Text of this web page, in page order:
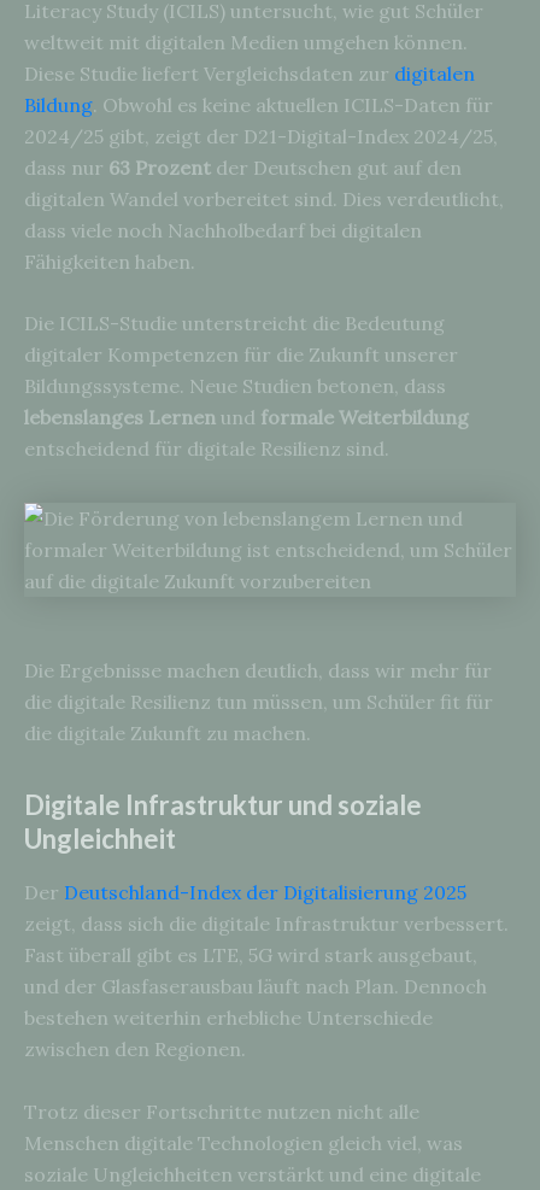
Literacy Study (ICILS) untersucht, wie gut Schüler
weltweit mit digitalen Medien umgehen können.
Diese Studie liefert Vergleichsdaten zur digitalen
Bildung. Obwohl es keine aktuellen ICILS-Daten für
2024/25 gibt, zeigt der D21-Digital-Index 2024/25,
dass nur 63 Prozent der Deutschen gut auf den
digitalen Wandel vorbereitet sind. Dies verdeutlicht,
dass viele noch Nachholbedarf bei digitalen
Fähigkeiten haben.
Die ICILS-Studie unterstreicht die Bedeutung
digitaler Kompetenzen für die Zukunft unserer
Bildungssysteme. Neue Studien betonen, dass
lebenslanges Lernen und formale Weiterbildung
entscheidend für digitale Resilienz sind.
Die Ergebnisse machen deutlich, dass wir mehr für
die digitale Resilienz tun müssen, um Schüler fit für
die digitale Zukunft zu machen.
Digitale Infrastruktur und soziale
Ungleichheit
Der Deutschland-Index der Digitalisierung 2025
zeigt, dass sich die digitale Infrastruktur verbessert.
Fast überall gibt es LTE, 5G wird stark ausgebaut,
und der Glasfaserausbau läuft nach Plan. Dennoch
bestehen weiterhin erhebliche Unterschiede
zwischen den Regionen.
Trotz dieser Fortschritte nutzen nicht alle
Menschen digitale Technologien gleich viel, was
soziale Ungleichheiten verstärkt und eine digitale